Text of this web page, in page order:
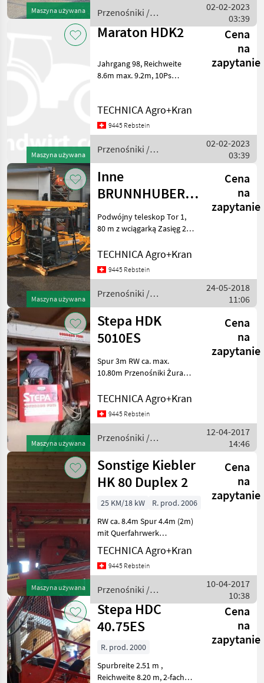
Maszyna używana
Przenośniki /
Stepa
02-02-2023
03:39
Maszyna używana
Maraton HDK2
Cena
na
zapytanie
Jahrgang 98, Reichweite
8.6m max. 9.2m, 10Ps
Przenośniki Żurawie do
forwarderów
TECHNICA Agro+Kran
9445 Rebstein
Przenośniki /
Maraton
02-02-2023
03:39
Maszyna używana
Inne
BRUNNHUBER
LK3 Eurobot II_N
Cena
na
zapytanie
Podwójny teleskop Tor 1,
80 m z wciągarką Zasięg 2,
50m Przenośniki Żurawie
do forwarderów
TECHNICA Agro+Kran
9445 Rebstein
Przenośniki /
Sonstige
24-05-2018
11:06
Maszyna używana
Stepa HDK
5010ES
Cena
na
zapytanie
Spur 3m RW ca. max.
10.80m Przenośniki Żurawie
TECHNICA Agro+Kran
9445 Rebstein
Przenośniki /
Stepa
12-04-2017
14:46
Maszyna używana
Sonstige Kiebler
HK 80 Duplex 2
Cena
na
zapytanie
25 KM/18 kW
R. prod. 2006
RW ca. 8.4m Spur 4.4m (2m)
mit Querfahrwerk
Przenośniki Żurawie do
forwarderów
TECHNICA Agro+Kran
9445 Rebstein
Przenośniki /
Sonstige
10-04-2017
10:38
Stepa HDC
40.75ES
Cena
na
zapytanie
R. prod. 2000
Spurbreite 2.51 m ,
Reichweite 8.20 m, 2-fach